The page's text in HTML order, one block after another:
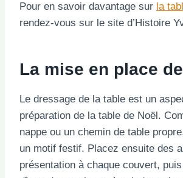
Pour en savoir davantage sur la
rendez-vous sur le site d’Histoire
La mise en place
Le dressage de la table est un
préparation de la table de Noël.
nappe ou un chemin de table
un motif festif. Placez ensuite des
présentation à chaque couvert,